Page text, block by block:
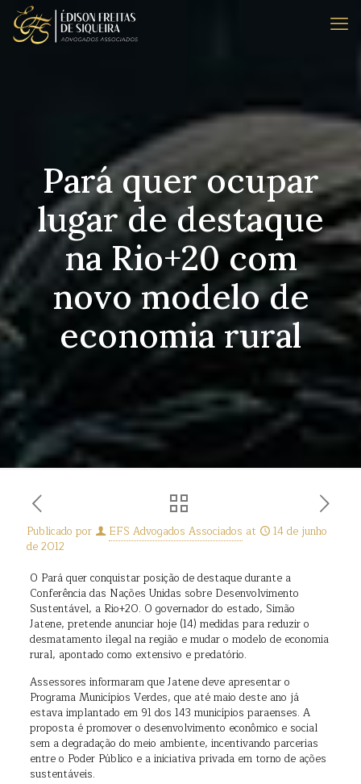
Pará quer ocupar
lugar de destaque
na Rio+20 com
novo modelo de
economia rural
Publicado por EFS Advogados Associados at
14 de junho
de 2012
O Pará quer conquistar posição de destaque durante a
Conferência das Nações Unidas sobre Desenvolvimento
Sustentável, a Rio+20. O governador do estado, Simão
Jatene, pretende anunciar hoje (14) medidas para reduzir o
desmatamento ilegal na região e mudar o modelo de economia
rural, apontado como extensivo e predatório.
Assessores informaram que Jatene deve apresentar o
Programa Municípios Verdes, que até maio deste ano já
estava implantado em 91 dos 143 municípios paraenses. A
proposta é promover o desenvolvimento econômico e social
sem a degradação do meio ambiente, incentivando parcerias
entre o Poder Público e a iniciativa privada em torno de ações
sustentáveis.